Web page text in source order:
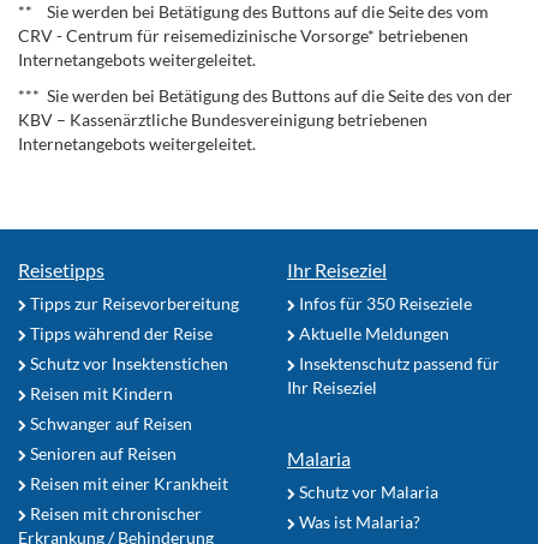
** Sie werden bei Betätigung des Buttons auf die Seite des vom
CRV - Centrum für reisemedizinische Vorsorge* betriebenen
Internetangebots weitergeleitet.
*** Sie werden bei Betätigung des Buttons auf die Seite des von der
KBV – Kassenärztliche Bundesvereinigung betriebenen
Internetangebots weitergeleitet.
Reisetipps
Tipps zur Reisevorbereitung
Tipps während der Reise
Schutz vor Insektenstichen
Reisen mit Kindern
Schwanger auf Reisen
Senioren auf Reisen
Reisen mit einer Krankheit
Reisen mit chronischer
Erkrankung / Behinderung
Ihr Reiseziel
Infos für 350 Reiseziele
Aktuelle Meldungen
Insektenschutz passend für
Ihr Reiseziel
Malaria
Schutz vor Malaria
Was ist Malaria?